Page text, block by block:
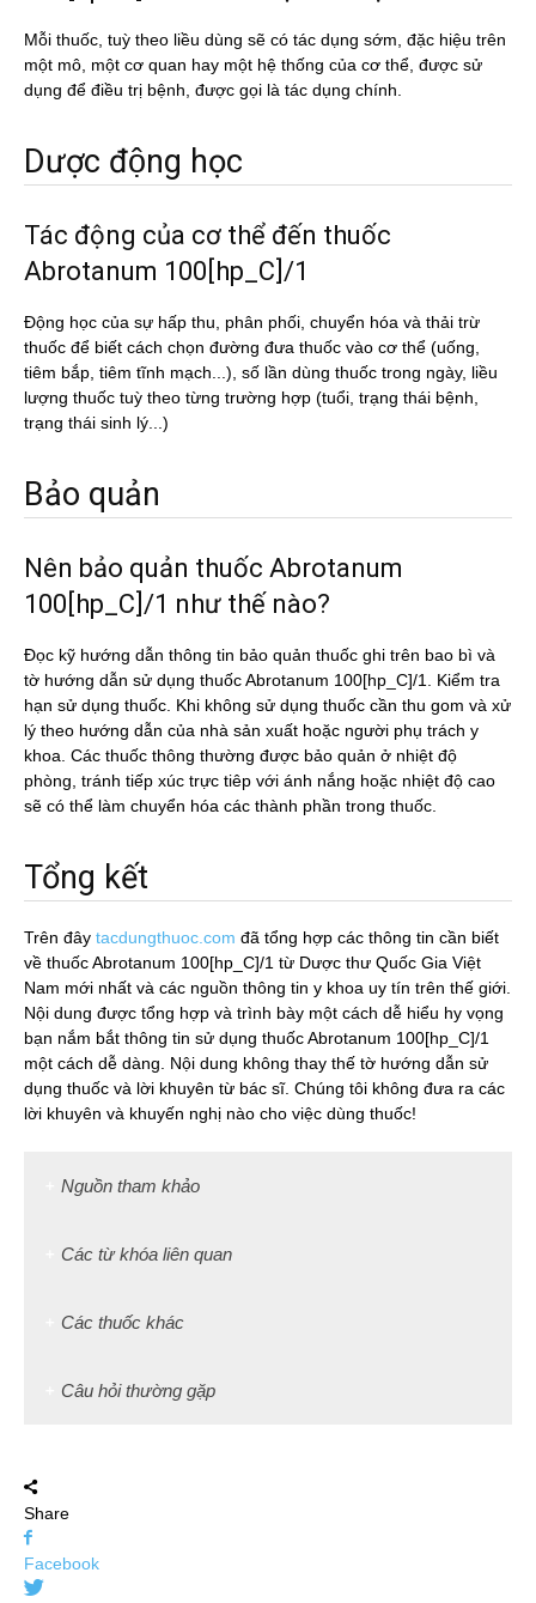
Mỗi thuốc, tuỳ theo liều dùng sẽ có tác dụng sớm, đặc hiệu trên
một mô, một cơ quan hay một hệ thống của cơ thể, được sử
dụng để điều trị bệnh, được gọi là tác dụng chính.
Dược động học
Tác động của cơ thể đến thuốc
Abrotanum 100[hp_C]/1
Động học của sự hấp thu, phân phối, chuyển hóa và thải trừ
thuốc để biết cách chọn đường đưa thuốc vào cơ thể (uống,
tiêm bắp, tiêm tĩnh mạch...), số lần dùng thuốc trong ngày, liều
lượng thuốc tuỳ theo từng trường hợp (tuổi, trạng thái bệnh,
trạng thái sinh lý...)
Bảo quản
Nên bảo quản thuốc Abrotanum
100[hp_C]/1 như thế nào?
Đọc kỹ hướng dẫn thông tin bảo quản thuốc ghi trên bao bì và
tờ hướng dẫn sử dụng thuốc Abrotanum 100[hp_C]/1. Kiểm tra
hạn sử dụng thuốc. Khi không sử dụng thuốc cần thu gom và xử
lý theo hướng dẫn của nhà sản xuất hoặc người phụ trách y
khoa. Các thuốc thông thường được bảo quản ở nhiệt độ
phòng, tránh tiếp xúc trực tiêp với ánh nắng hoặc nhiệt độ cao
sẽ có thể làm chuyển hóa các thành phần trong thuốc.
Tổng kết
Trên đây tacdungthuoc.com đã tổng hợp các thông tin cần biết
về thuốc Abrotanum 100[hp_C]/1 từ Dược thư Quốc Gia Việt
Nam mới nhất và các nguồn thông tin y khoa uy tín trên thế giới.
Nội dung được tổng hợp và trình bày một cách dễ hiểu hy vọng
bạn nắm bắt thông tin sử dụng thuốc Abrotanum 100[hp_C]/1
một cách dễ dàng. Nội dung không thay thế tờ hướng dẫn sử
dụng thuốc và lời khuyên từ bác sĩ. Chúng tôi không đưa ra các
lời khuyên và khuyến nghị nào cho việc dùng thuốc!
Nguồn tham khảo
Các từ khóa liên quan
Các thuốc khác
Câu hỏi thường gặp
Share
Facebook